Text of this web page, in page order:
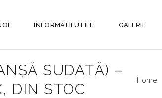
INFORMATII UTILE GALERIE
SUDATĂ) –
DIN STOC
Home